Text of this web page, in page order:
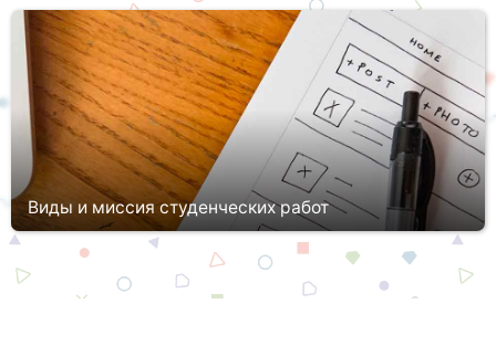
Виды и миссия студенческих работ
В ходе обучения в СУЗе или ВУЗе студенты познают предметы
с теоретической и практической стороны. Теоретический
аспект представлен в виде устного освоения материала на